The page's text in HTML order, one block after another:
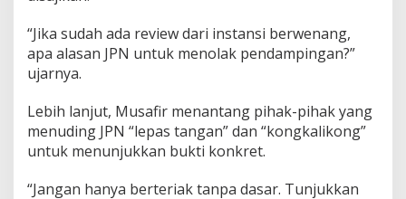
“Jika sudah ada review dari instansi berwenang,
apa alasan JPN untuk menolak pendampingan?”
ujarnya.
Lebih lanjut, Musafir menantang pihak-pihak yang
menuding JPN “lepas tangan” dan “kongkalikong”
untuk menunjukkan bukti konkret.
“Jangan hanya berteriak tanpa dasar. Tunjukkan